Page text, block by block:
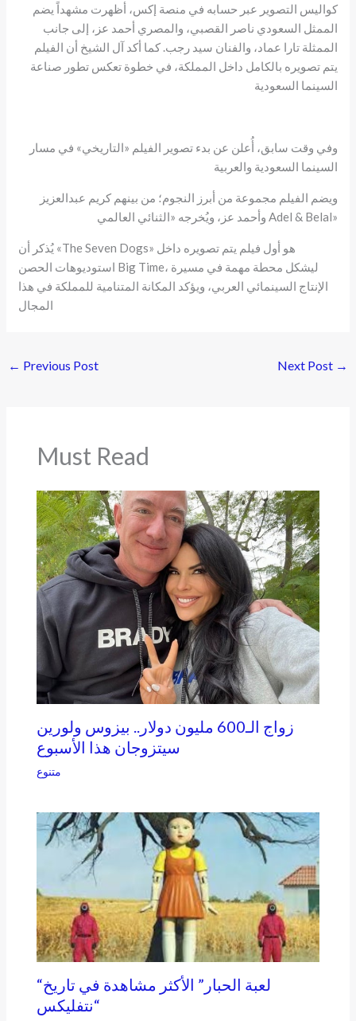
كواليس التصوير عبر حسابه في منصة إكس، أظهرت مشهداً يضم
الممثل السعودي ناصر القصبي، والمصري أحمد عز، إلى جانب
الممثلة تارا عماد، والفنان سيد رجب. كما أكد آل الشيخ أن الفيلم
يتم تصويره بالكامل داخل المملكة، في خطوة تعكس تطور صناعة
السينما السعودية
وفي وقت سابق، أُعلن عن بدء تصوير الفيلم «التاريخي» في مسار
السينما السعودية والعربية
ويضم الفيلم مجموعة من أبرز النجوم؛ من بينهم كريم عبدالعزيز
وأحمد عز، ويُخرجه «الثنائي العالمي Adel & Belal»
يُذكر أن «The Seven Dogs» هو أول فيلم يتم تصويره داخل
استوديوهات الحصن Big Time، ليشكل محطة مهمة في مسيرة
الإنتاج السينمائي العربي، ويؤكد المكانة المتنامية للمملكة في هذا
المجال
← Previous Post Next Post →
Must Read
زواج الـ600 مليون دولار.. بيزوس ولورين
سيتزوجان هذا الأسبوع
متنوع
“لعبة الحبار” الأكثر مشاهدة في تاريخ
“نتفليكس